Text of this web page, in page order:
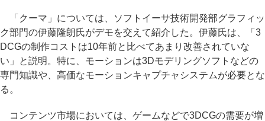
「クーマ」については、ソフトイーサ技術開発部グラフィッ
ク部門の伊藤隆朗氏がデモを交えて紹介した。伊藤氏は、「3
DCGの制作コストは10年前と比べてあまり改善されていな
い」と説明。特に、モーションは3Dモデリングソフトなどの
専門知識や、高価なモーションキャプチャシステムが必要とな
る。
コンテンツ市場においては、ゲームなどで3DCGの需要が増